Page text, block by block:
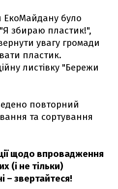
ЕкоМайдану було
збираю пластик!",
увагу громади
пластик.
листівку "Бережи
повторний
та сортування
щодо впровадження
(і не тільки)
– звертайтеся!